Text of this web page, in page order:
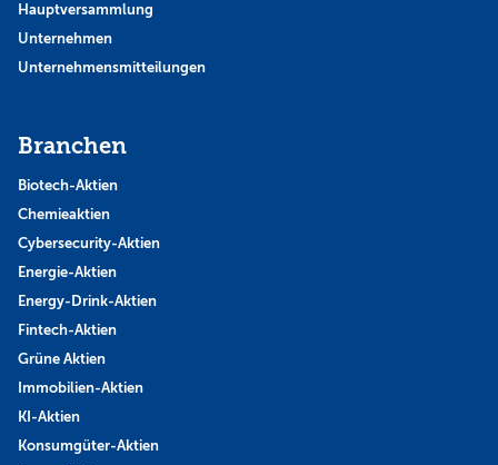
Hauptversammlung
Unternehmen
Unternehmensmitteilungen
Branchen
Biotech-Aktien
Chemieaktien
Cybersecurity-Aktien
Energie-Aktien
Energy-Drink-Aktien
Fintech-Aktien
Grüne Aktien
Immobilien-Aktien
KI-Aktien
Konsumgüter-Aktien